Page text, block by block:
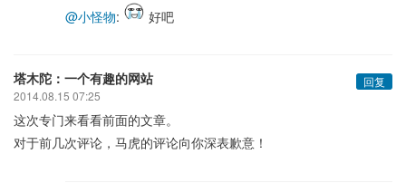
@小怪物: 好吧
塔木陀：一个有趣的网站
回复
2014.08.15 07:25
这次专门来看看前面的文章。
对于前几次评论，马虎的评论向你深表歉意！